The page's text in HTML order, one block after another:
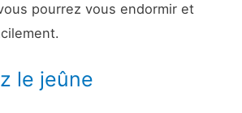
pourrez vous endormir et
le jeûne